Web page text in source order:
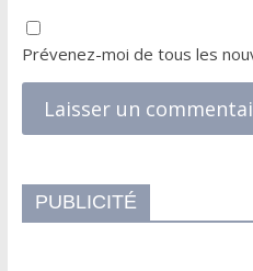
Prévenez-moi de tous les
PUBLICITÉ